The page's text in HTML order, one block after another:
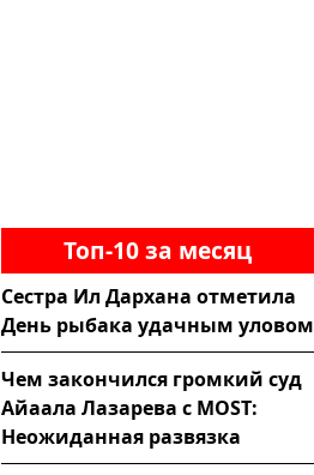
Топ-10 за месяц
Сестра Ил Дархана отметила
День рыбака удачным уловом
Чем закончился громкий суд
Айаала Лазарева с MOST:
Неожиданная развязка